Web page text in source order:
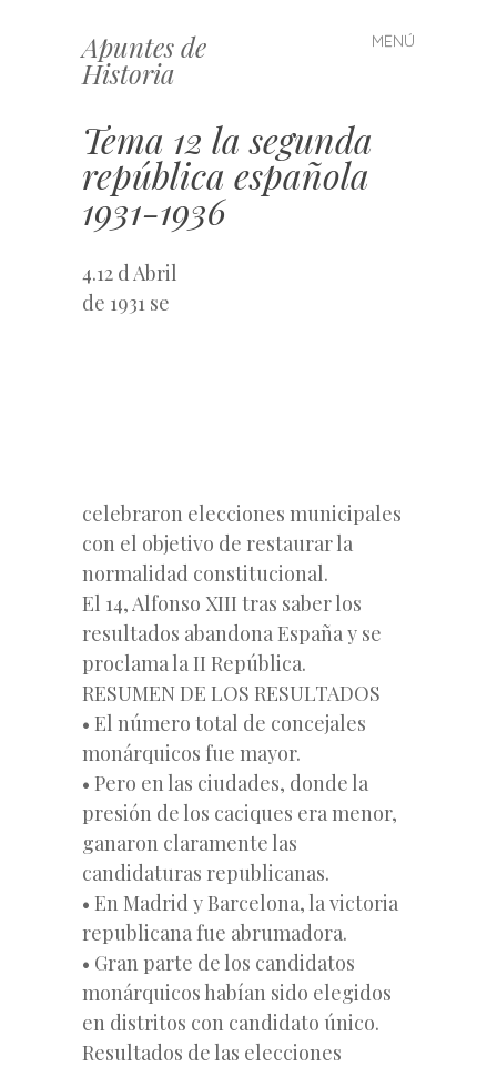
Apuntes de
Historia
MENÚ
Saltar
al
Tema 12 la segunda
república española
1931-1936
4.12 d Abril
de 1931 se
celebraron elecciones municipales
con el objetivo de restaurar la
normalidad constitucional.
El 14, Alfonso XIII tras saber los
resultados abandona España y se
proclama la II República.
RESUMEN DE LOS RESULTADOS
• El número total de concejales
monárquicos fue mayor.
• Pero en las ciudades, donde la
presión de los caciques era menor,
ganaron claramente las
candidaturas republicanas.
• En Madrid y Barcelona, la victoria
republicana fue abrumadora.
• Gran parte de los candidatos
monárquicos habían sido elegidos
en distritos con candidato único.
Resultados de las elecciones